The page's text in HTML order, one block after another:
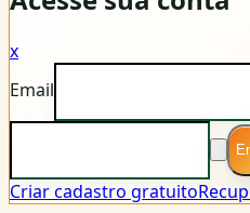
x
Email
Criar cadastro gratuito